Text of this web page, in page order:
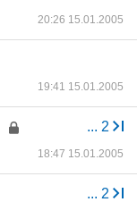
20:26 15.01.2005
19:41 15.01.2005
... 2
18:47 15.01.2005
... 2